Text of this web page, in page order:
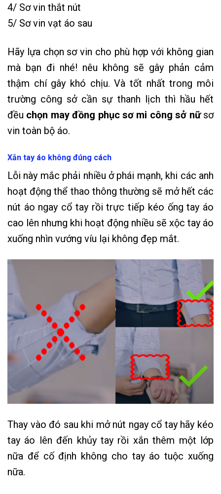
4/ Sơ vin thắt nút
5/ Sơ vin vạt áo sau
Hãy lựa chọn sơ vin cho phù hợp với không gian
mà bạn đi nhé! nêu không sẽ gây phản cảm
thậm chí gây khó chịu. Và tốt nhất trong môi
trường công sở cần sự thanh lịch thì hầu hết
đều chọn may đồng phục sơ mi công sở nữsơ
vin toàn bộ áo.
Xắn tay áo không đúng cách
Lỗi này mắc phải nhiều ở phái mạnh, khi các anh
hoạt động thể thao thông thường sẽ mở hết các
nút áo ngay cổ tay rồi trực tiếp kéo ống tay áo
cao lên nhưng khi hoạt động nhiều sẽ xộc tay áo
xuống nhìn vướng víu lại không đẹp mắt.
Thay vào đó sau khi mở nút ngay cổ tay hãy kéo
tay áo lên đến khủy tay rồi xắn thêm một lớp
nữa để cố định không cho tay áo tuộc xuống
nữa.